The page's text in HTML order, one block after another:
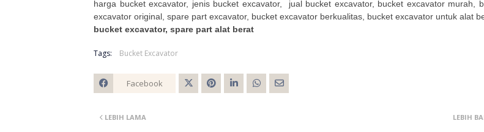
harga bucket excavator, jenis bucket excavator, jual bucket excavator, bucket excavator murah,
excavator original, spare part excavator, bucket excavator berkualitas, bucket excavator untuk alat
bucket excavator, spare part alat berat
Tags: Bucket Excavator
Facebook
LEBIH
LEBIH LAMA